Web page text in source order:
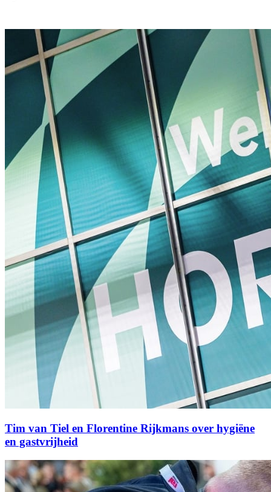
Tim van Tiel en Florentine Rijkmans over hygiëne
en gastvrijheid